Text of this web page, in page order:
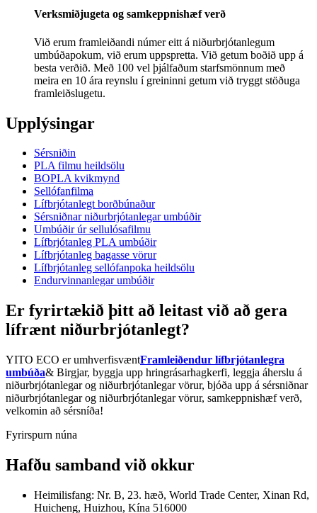
Verksmiðjugeta og samkeppnishæf verð
Við erum framleiðandi númer eitt á niðurbrjótanlegum
umbúðapokum, við erum uppspretta. Við getum boðið upp á
besta verðið. Með 100 vel þjálfaðum starfsmönnum með
meira en 10 ára reynslu í greininni getum við tryggt stöðuga
framleiðslugetu.
Upplýsingar
Sérsniðin
PLA filmu heildsölu
BOPLA kvikmynd
Sellófanfilma
Lífbrjótanlegt borðbúnaður
Sérsniðnar niðurbrjótanlegar umbúðir
Umbúðir úr sellulósafilmu
Lífbrjótanleg PLA umbúðir
Lífbrjótanleg bagasse vörur
Lífbrjótanleg sellófanpoka heildsölu
Endurvinnanlegar umbúðir
Er fyrirtækið þitt að leitast við að gera
lífrænt niðurbrjótanlegt?
YITO ECO er umhverfisvæntFramleiðendur lífbrjótanlegra
umbúða& Birgjar, byggja upp hringrásarhagkerfi, leggja áherslu á
niðurbrjótanlegar og niðurbrjótanlegar vörur, bjóða upp á sérsniðnar
niðurbrjótanlegar og niðurbrjótanlegar vörur, samkeppnishæf verð,
velkomin að sérsníða!
Fyrirspurn núna
Hafðu samband við okkur
Heimilisfang: Nr. B, 23. hæð, World Trade Center, Xinan Rd,
Huicheng, Huizhou, Kína 516000